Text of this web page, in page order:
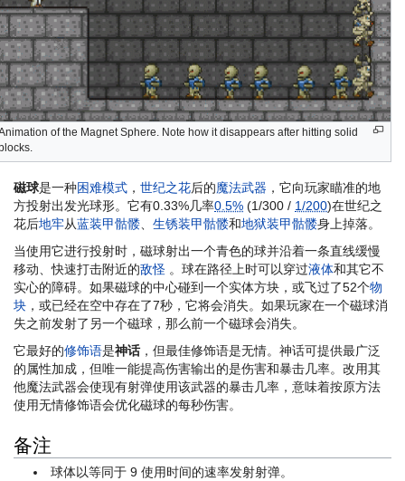
of the Magnet Sphere. Note how it disappears after hitting solid
磁球是一种困难模式 ， 世纪之花后的魔法武器 ，它向玩家瞄准的地
方投射出发光球形。它有0.33%几率0.5% (1/300 / 1/200)在世纪之
花后地牢从蓝装甲骷髅 生锈装甲骷髅和地狱装甲骷髅身上掉落。
当使用它进行投射时，磁球射出一个青色的球并沿着一条直线缓慢
移动、快速打击附近的敌怪 。球在路径上时可以穿过液体和其它不
实心的障碍。如果磁球的中心碰到一个实体方块，或飞过了52个物
块 ，或已经在空中存在了7秒，它将会消失。如果玩家在一个磁球消
失之前发射了另一个磁球，那么前一个磁球会消失。
它最好的修饰语是神话，但最佳修饰语是无情。神话可提供最广泛
的属性加成，但唯一能提高伤害输出的是伤害和暴击几率。改用其
他魔法武器会使现有射弹使用该武器的暴击几率，意味着按原方法
使用无情修饰语会优化磁球的每秒伤害。
备注
球体以等同于 9 使用时间的速率发射射弹。